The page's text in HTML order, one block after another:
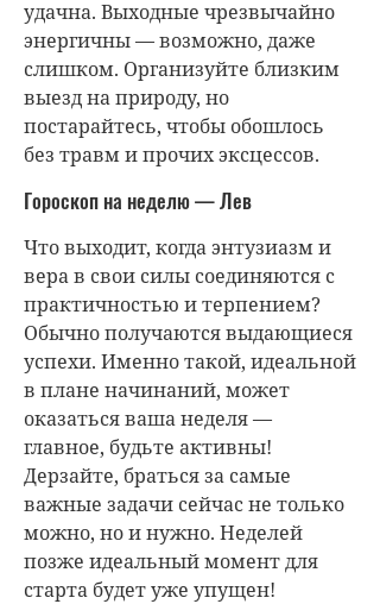
удачна. Выходные чрезвычайно
энергичны — возможно, даже
слишком. Организуйте близким
выезд на природу, но
постарайтесь, чтобы обошлось
без травм и прочих эксцессов.
Гороскоп на неделю — Лев
Что выходит, когда энтузиазм и
вера в свои силы соединяются с
практичностью и терпением?
Обычно получаются выдающиеся
успехи. Именно такой, идеальной
в плане начинаний, может
оказаться ваша неделя —
главное, будьте активны!
Дерзайте, браться за самые
важные задачи сейчас не только
можно, но и нужно. Неделей
позже идеальный момент для
старта будет уже упущен!